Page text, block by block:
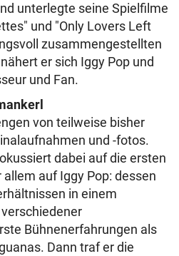
unterlegte seine Spielfilme
und "Only Lovers Left
zusammengestellten
er sich Iggy Pop und
und Fan.
von teilweise bisher
und -fotos.
dabei auf die ersten
auf Iggy Pop: dessen
in einem
Bühnenerfahrungen als
Dann traf er die